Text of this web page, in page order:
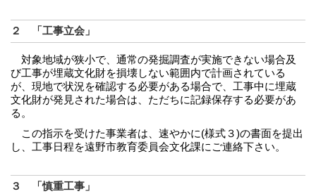
２ 「工事立会」
対象地域が狭小で、通常の発掘調査が実施できない場合及
び工事が埋蔵文化財を損壊しない範囲内で計画されている
が、現地で状況を確認する必要がある場合で、工事中に埋蔵
文化財が発見された場合は、ただちに記録保存する必要があ
る。
この指示を受けた事業者は、速やかに(様式３)の書面を提出
し、工事日程を遠野市教育委員会文化課にご連絡下さい。
３ 「慎重工事」